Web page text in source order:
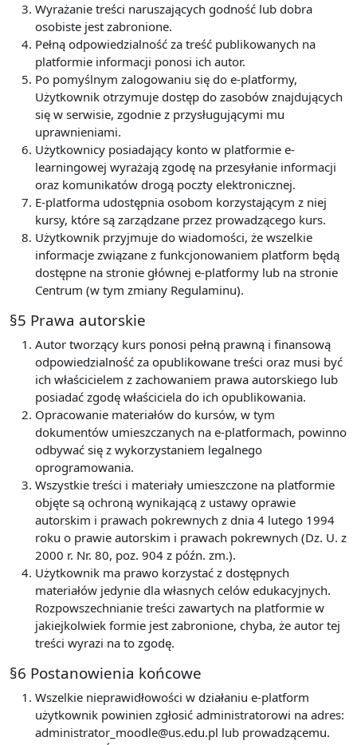
Wyrażanie treści naruszających godność lub dobra
osobiste jest zabronione.
Pełną odpowiedzialność za treść publikowanych na
platformie informacji ponosi ich autor.
Po pomyślnym zalogowaniu się do e-platformy,
Użytkownik otrzymuje dostęp do zasobów znajdujących
się w serwisie, zgodnie z przysługującymi mu
uprawnieniami.
Użytkownicy posiadający konto w platformie e-
learningowej wyrażają zgodę na przesyłanie informacji
oraz komunikatów drogą poczty elektronicznej.
E-platforma udostępnia osobom korzystającym z niej
kursy, które są zarządzane przez prowadzącego kurs.
Użytkownik przyjmuje do wiadomości, że wszelkie
informacje związane z funkcjonowaniem platform będą
dostępne na stronie głównej e-platformy lub na stronie
Centrum (w tym zmiany Regulaminu).
§5 Prawa autorskie
Autor tworzący kurs ponosi pełną prawną i finansową
odpowiedzialność za opublikowane treści oraz musi być
ich właścicielem z zachowaniem prawa autorskiego lub
posiadać zgodę właściciela do ich opublikowania.
Opracowanie materiałów do kursów, w tym
dokumentów umieszczanych na e-platformach, powinno
odbywać się z wykorzystaniem legalnego
oprogramowania.
Wszystkie treści i materiały umieszczone na platformie
objęte są ochroną wynikającą z ustawy oprawie
autorskim i prawach pokrewnych z dnia 4 lutego 1994
roku o prawie autorskim i prawach pokrewnych (Dz. U. z
2000 r. Nr. 80, poz. 904 z późn. zm.).
Użytkownik ma prawo korzystać z dostępnych
materiałów jedynie dla własnych celów edukacyjnych.
Rozpowszechnianie treści zawartych na platformie w
jakiejkolwiek formie jest zabronione, chyba, że autor tej
treści wyrazi na to zgodę.
§6 Postanowienia końcowe
Wszelkie nieprawidłowości w działaniu e-platform
użytkownik powinien zgłosić administratorowi na adres:
administrator_moodle@us.edu.pl lub prowadzącemu.